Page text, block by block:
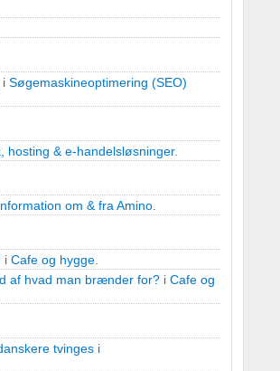
i Søgemaskineoptimering (SEO)
hosting & e-handelsløsninger.
om & fra Amino
i Cafe og hygge
af hvad man brænder for? i Cafe og
tvinges i